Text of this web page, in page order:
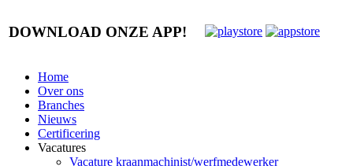
DOWNLOAD ONZE APP!
Home
Over ons
Branches
Nieuws
Certificering
Vacatures
Vacature kraanmachinist/werfmedewerker